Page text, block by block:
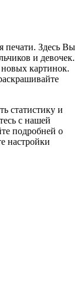
печати. Здесь Вы
и девочек.
картинок.
статистику и
с нашей
подробней о
настройки